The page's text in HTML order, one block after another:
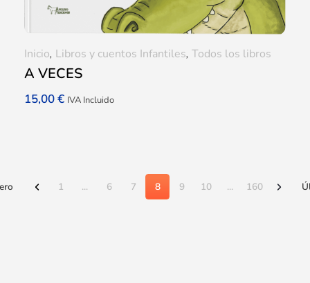
A VECES
15,00€ IVA Incluido
Inicio, Libros y cuentos Infantiles, Todos los libros
1 ... 6 7 8 9 10 ... 160